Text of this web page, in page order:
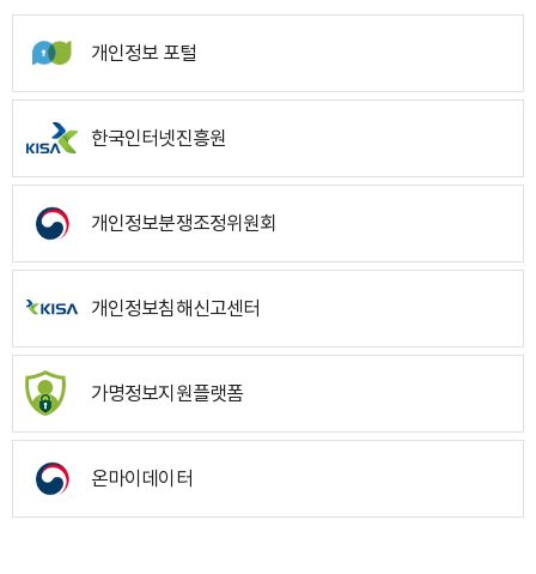
개인정보 포털
한국인터넷진흥원
개인정보분쟁조정위원회
개인정보침해신고센터
가명정보지원플랫폼
온마이데이터